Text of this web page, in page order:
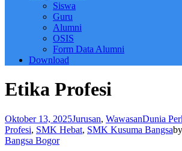
Siswa
Guru
Alumni
OSIS
Form Data Alumni
Download
Etika Profesi
Oktober 13, 2025Jurusan, WawasanDunia
Profesi, SMK Hebat, SMK Kusuma Bangsaby
Bangsa Bogor